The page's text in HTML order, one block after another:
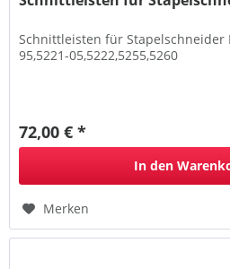
Schnittleisten für Stapelschneider
95,5221-05,5222,5255,5260
72,00 € *
In den
Merken